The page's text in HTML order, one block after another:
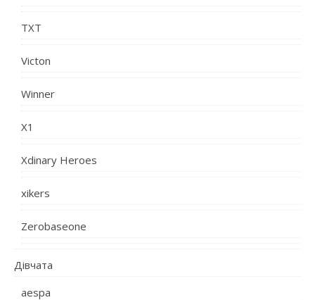
TXT
Victon
Winner
X1
Xdinary Heroes
xikers
Zerobaseone
Дівчата
aespa